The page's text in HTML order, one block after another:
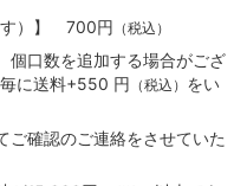
す）】 700円 （税込）
個口数を追加する場合がござ
に送料+550 円 （税込） をい
ご確認のご連絡をさせていた